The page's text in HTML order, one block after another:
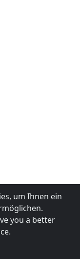
um Ihnen ein
you a better